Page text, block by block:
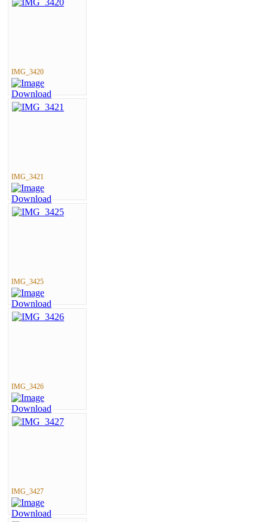
IMG_3420
IMG_3421
IMG_3425
IMG_3426
IMG_3427